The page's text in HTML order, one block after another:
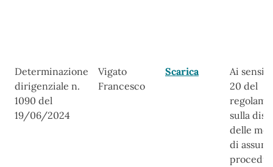
Determinazione
dirigenziale n.
1090 del
19/06/2024
Vigato
Francesco
Scarica
Ai sensi
20 del
sulla
delle
di